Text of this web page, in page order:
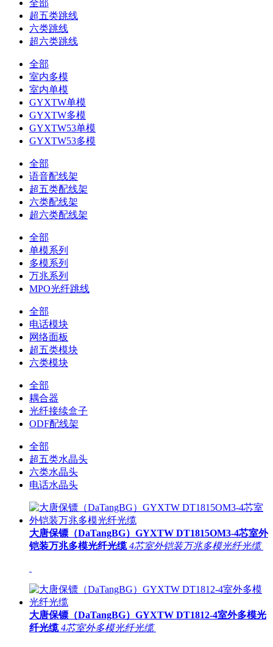
全部
超五类跳线
六类跳线
超六类跳线
全部
室内多模
室内单模
GYXTW单模
GYXTW多模
GYXTW53单模
GYXTW53多模
全部
语音配线架
超五类配线架
六类配线架
超六类配线架
全部
单模系列
多模系列
万兆系列
MPO光纤跳线
全部
电话模块
网络面板
超五类模块
六类模块
全部
耦合器
光纤接续盒子
ODF配线架
全部
超五类水晶头
六类水晶头
电话水晶头
大唐保镖（DaTangBG）GYXTW DT1815OM3-4芯室外
铠装万兆多模光纤光缆 4芯室外铠装万兆多模光纤光缆
大唐保镖（DaTangBG）GYXTW DT1812-4室外多模光
纤光缆 4芯室外多模光纤光缆